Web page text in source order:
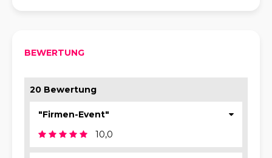
BEWERTUNG
20 Bewertung
"Firmen-Event"
10,0